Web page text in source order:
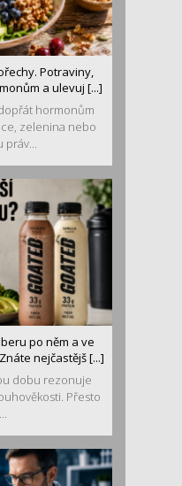
Potraviny,
a ulevuj [...]
hormonům
zelenina nebo
práv...
po něm a ve
nejčastějš [...]
dobu rezonuje
Přesto